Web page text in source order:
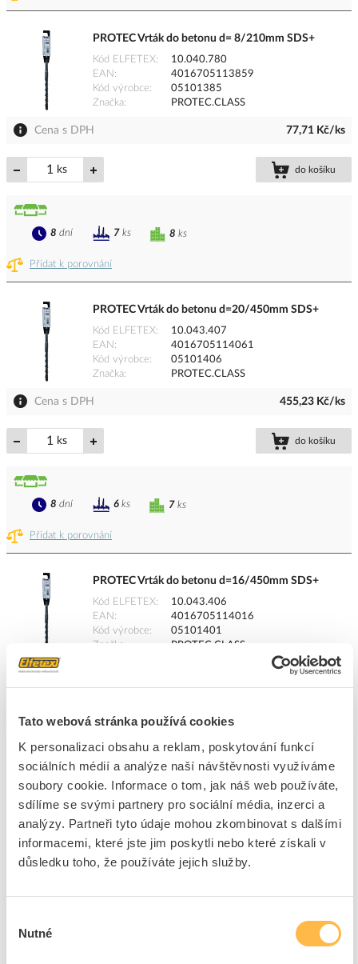
Tato webová stránka používá cookies
K personalizaci obsahu a reklam, poskytování funkcí
sociálních médií a analýze naší návštěvnosti využíváme
soubory cookie. Informace o tom, jak náš web používáte,
sdílíme se svými partnery pro sociální média, inzerci a
analýzy. Partneři tyto údaje mohou zkombinovat s dalšími
informacemi, které jste jim poskytli nebo které získali v
důsledku toho, že používáte jejich služby.
souhlasu
Nutné
PROTEC Vrták do betonu d= 8/210mm SDS+
Kód ELFETEX
10.040.780
EAN
4016705113859
Kód výrobce
05101385
Značka
PROTEC.CLASS
Cena s DPH 77,71 Kč/ks
ks do košíku
Přidat k porovnání
8 ks
8 dní 7 ks
PROTEC Vrták do betonu d=20/450mm SDS+
Kód ELFETEX
10.043.407
EAN
4016705114061
Kód výrobce
05101406
Značka
PROTEC.CLASS
Cena s DPH 455,23 Kč/ks
ks do košíku
Přidat k porovnání
7 ks
8 dní 6 ks
PROTEC Vrták do betonu d=16/450mm SDS+
Kód ELFETEX
10.043.406
EAN
4016705114016
Kód výrobce
05101401
Značka
PROTEC.CLASS
Cena s DPH 317,65 Kč/ks
Přidat k porovnání
PROTEC Vrták do betonu d=14/210mm SDS+
163,81 Kč/ks